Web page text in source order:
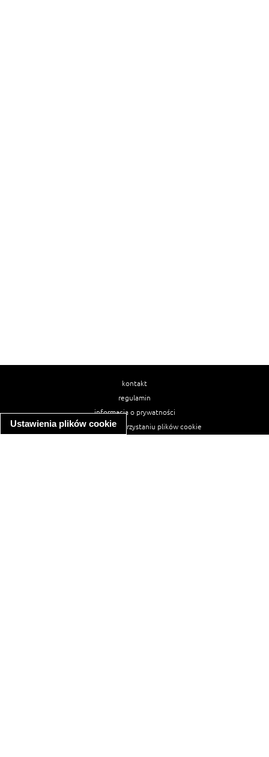
Ustawienia plików cookie
kontakt
regulamin
informacja o prywatności
informacja o wykorzystaniu plików cookie